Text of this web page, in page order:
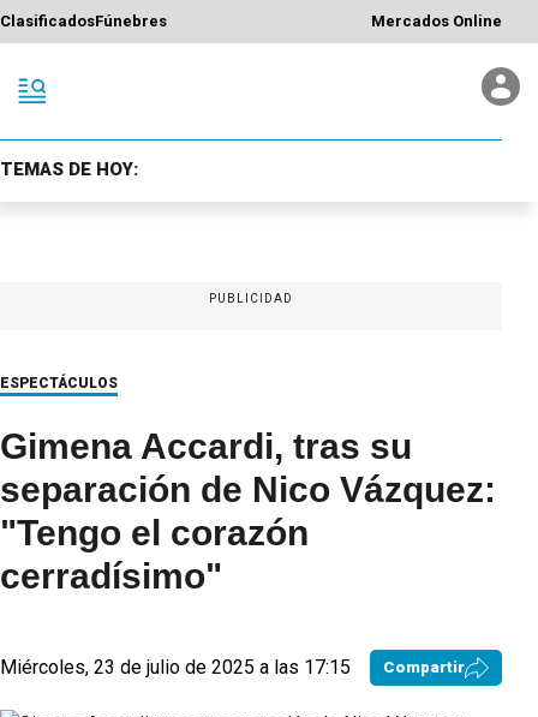
ClasificadosFúnebres Mercados Online
TEMAS DE HOY:
PUBLICIDAD
ESPECTÁCULOS
Gimena Accardi, tras su
separación de Nico Vázquez:
"Tengo el corazón
cerradísimo"
Miércoles, 23 de julio de 2025 a las 17:15 Compartir